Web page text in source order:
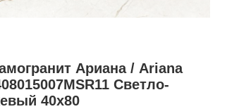
Ариана / Ariana
Светло-
40x80